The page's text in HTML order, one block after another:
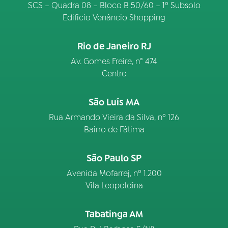
SCS – Quadra 08 – Bloco B 50/60 – 1º Subsolo
Edifício Venâncio Shopping
Rio de Janeiro RJ
Av. Gomes Freire, n° 474
Centro
São Luís MA
Rua Armando Vieira da Silva, nº 126
Bairro de Fátima
São Paulo SP
Avenida Mofarrej, nº 1.200
Vila Leopoldina
Tabatinga AM